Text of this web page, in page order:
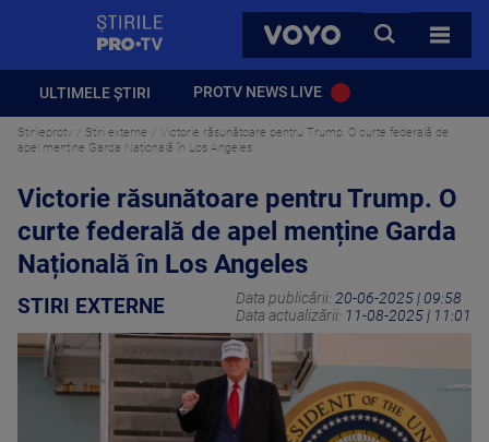
VOYO
CAUTA
TOATE
ULTIMELE ȘTIRI PROTV NEWS LIVE
Stirileprotv Stiri externe
Victorie răsunătoare pentru Trump. O curte federală de
apel menține Garda Națională în Los Angeles
Victorie răsunătoare pentru Trump. O
curte federală de apel menține Garda
Națională în Los Angeles
STIRI EXTERNE Data publicării: 20-06-2025 | 09:58
Data actualizării: 11-08-2025 | 11:01